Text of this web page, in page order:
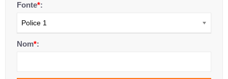
Fonte*:
Police 1
Nom*: